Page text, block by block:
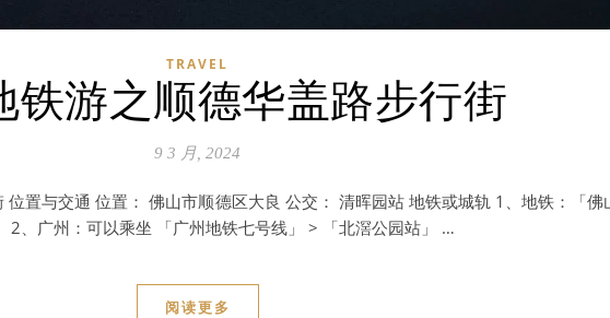
TRAVEL
铁游之顺德华盖路步行街
9 3 月, 2024
位置与交通 位置： 佛山市顺德区大良 公交： 清晖园站 地铁或城轨 1、地铁：「佛
2、广州：可以乘坐 「广州地铁七号线」 > 「北滘公园站」 …
阅读更多